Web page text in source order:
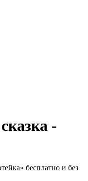
-
бесплатно и без